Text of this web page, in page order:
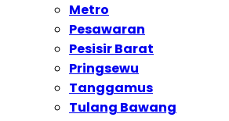
Metro
Pesawaran
Pesisir Barat
Pringsewu
Tanggamus
Tulang Bawang